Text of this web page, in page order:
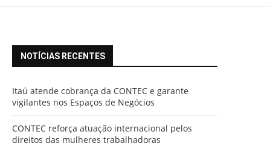
NOTÍCIAS RECENTES
Itaú atende cobrança da CONTEC e garante
vigilantes nos Espaços de Negócios
CONTEC reforça atuação internacional pelos
direitos das mulheres trabalhadoras